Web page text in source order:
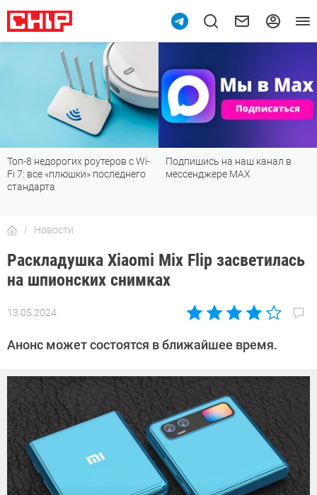
Топ-8 недорогих роутеров с Wi-
Fi 7: все «плюшки» последнего
стандарта
Подпишись на наш канал в
мессенджере МАХ
Новости
Раскладушка Xiaomi Mix Flip засветилась
на шпионских снимках
13.05.2024
Автор:
Довлатова
Анонс может состоятся в ближайшее время.